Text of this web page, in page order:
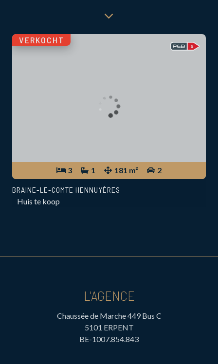
3 1 181 m² 2
VERKOCHT
BRAINE-LE-COMTE HENNUYÈRES
Huis te koop
L'AGENCE
Chaussée de Marche 449 Bus C
5101 ERPENT
BE-1007.854.843